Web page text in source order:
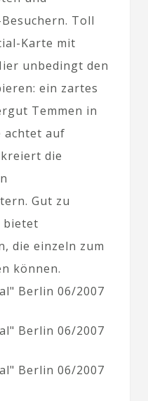
Toll
Karte mit
unbedingt den
ein zartes
Temmen in
achtet auf
die
Gut zu
bietet
die einzeln zum
können.